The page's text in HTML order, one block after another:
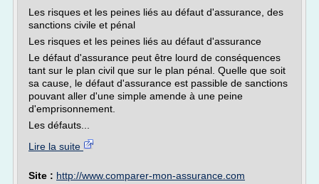
Les risques et les peines liés au défaut d'assurance, des
sanctions civile et pénal
Les risques et les peines liés au défaut d'assurance
Le défaut d'assurance peut être lourd de conséquences
tant sur le plan civil que sur le plan pénal. Quelle que soit
sa cause, le défaut d'assurance est passible de sanctions
pouvant aller d'une simple amende à une peine
d'emprisonnement.
Les défauts...
Lire la suite
Site : http://www.comparer-mon-assurance.com